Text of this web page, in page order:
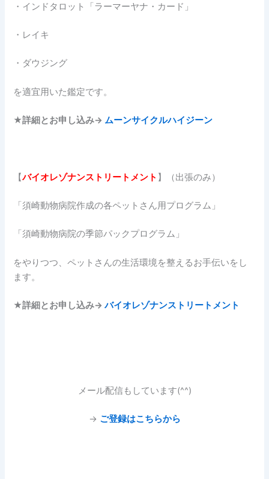
・インドタロット「ラーマーヤナ・カード」
・レイキ
・ダウジング
を適宜用いた鑑定です。
★詳細とお申し込み→ ムーンサイクルハイジーン
【バイオレゾナンストリートメント 】（出張のみ）
「須崎動物病院作成の各ペットさん用プログラム」
「須崎動物病院の季節パックプログラム」
をやりつつ、ペットさんの生活環境を整えるお手伝いをし
ます。
★詳細とお申し込み→バイオレゾナンストリートメント
メール配信もしています(^^)
→ ご登録はこちらから